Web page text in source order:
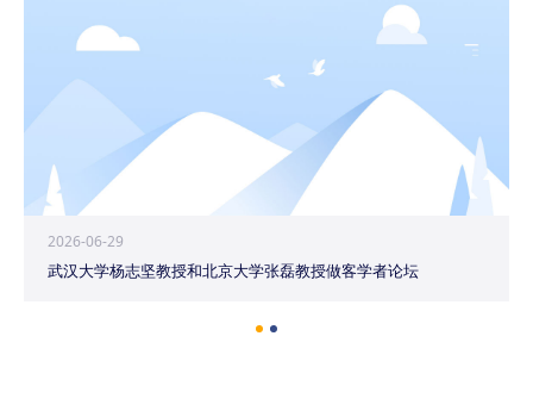
2026-06-29
武汉大学杨志坚教授和北京大学张磊教授做客学者论坛